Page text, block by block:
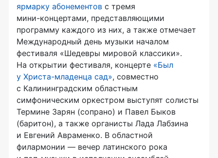
ярмарку абонементов с тремя
мини-концертами, представляющими
программу каждого из них, а также отмечает
Международный день музыки началом
фестиваля «Шедевры мировой классики».
На открытии фестиваля, концерте «Был
у Христа-младенца сад», совместно
с Калининградским областным
симфоническим оркестром выступят солисты
Термине Зарян (сопрано) и Павел Быков
(баритон), а также органисты Лада Лабзина
и Евгений Авраменко. В областной
филармонии — вечер латинского рока